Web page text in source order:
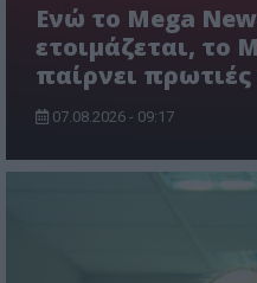
Ενώ το Mega
ετοιμάζεται, το
παίρνει
07.08.2026 - 09:17